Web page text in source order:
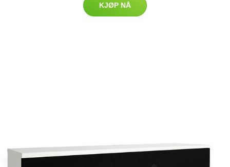
KJØP NÅ